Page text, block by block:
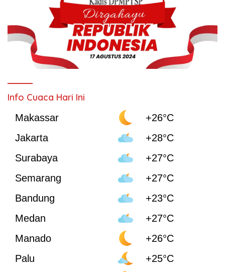
Info Cuaca Hari Ini
Makassar
+26°C
Jakarta
+28°C
Surabaya
+27°C
Semarang
+27°C
Bandung
+23°C
Medan
+27°C
Manado
+26°C
Palu
+25°C